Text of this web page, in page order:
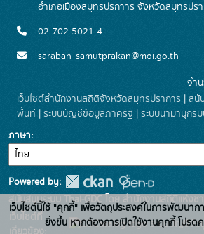
อำเภอเมืองสมุทรปรกาาร จังหวัดสมุทรปร
02 702 5021-4
saraban_samutprakan@moi.go.th
จำ
เว็บไซต์สำนักงานสถิติจังหวัดสมุทรปราการ | สนั
พื้นที่ | ระบบบัญชีข้อมูลภาครัฐ | ระบบนามานุก
ภาษา
Powered by:
สนับสนุนระบบ Thai-GDC โดย สำนักงานสถิติแห่งช
เว็บไซต์ที่
ระบบบัญชีข้อ
เว็บไซต์นี้ใช้ "คุกกี้" เพื่อวัตถุประสงค์ในการพัฒนาก
ยิ่งขึ้น หากต้องการเปิดใช้งานคุกกี้ โปร